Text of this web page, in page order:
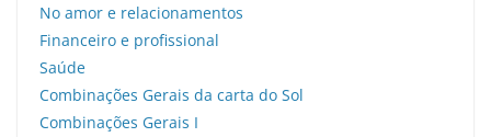
No amor e relacionamentos
Financeiro e profissional
Saúde
Combinações Gerais da carta do Sol
Combinações Gerais I